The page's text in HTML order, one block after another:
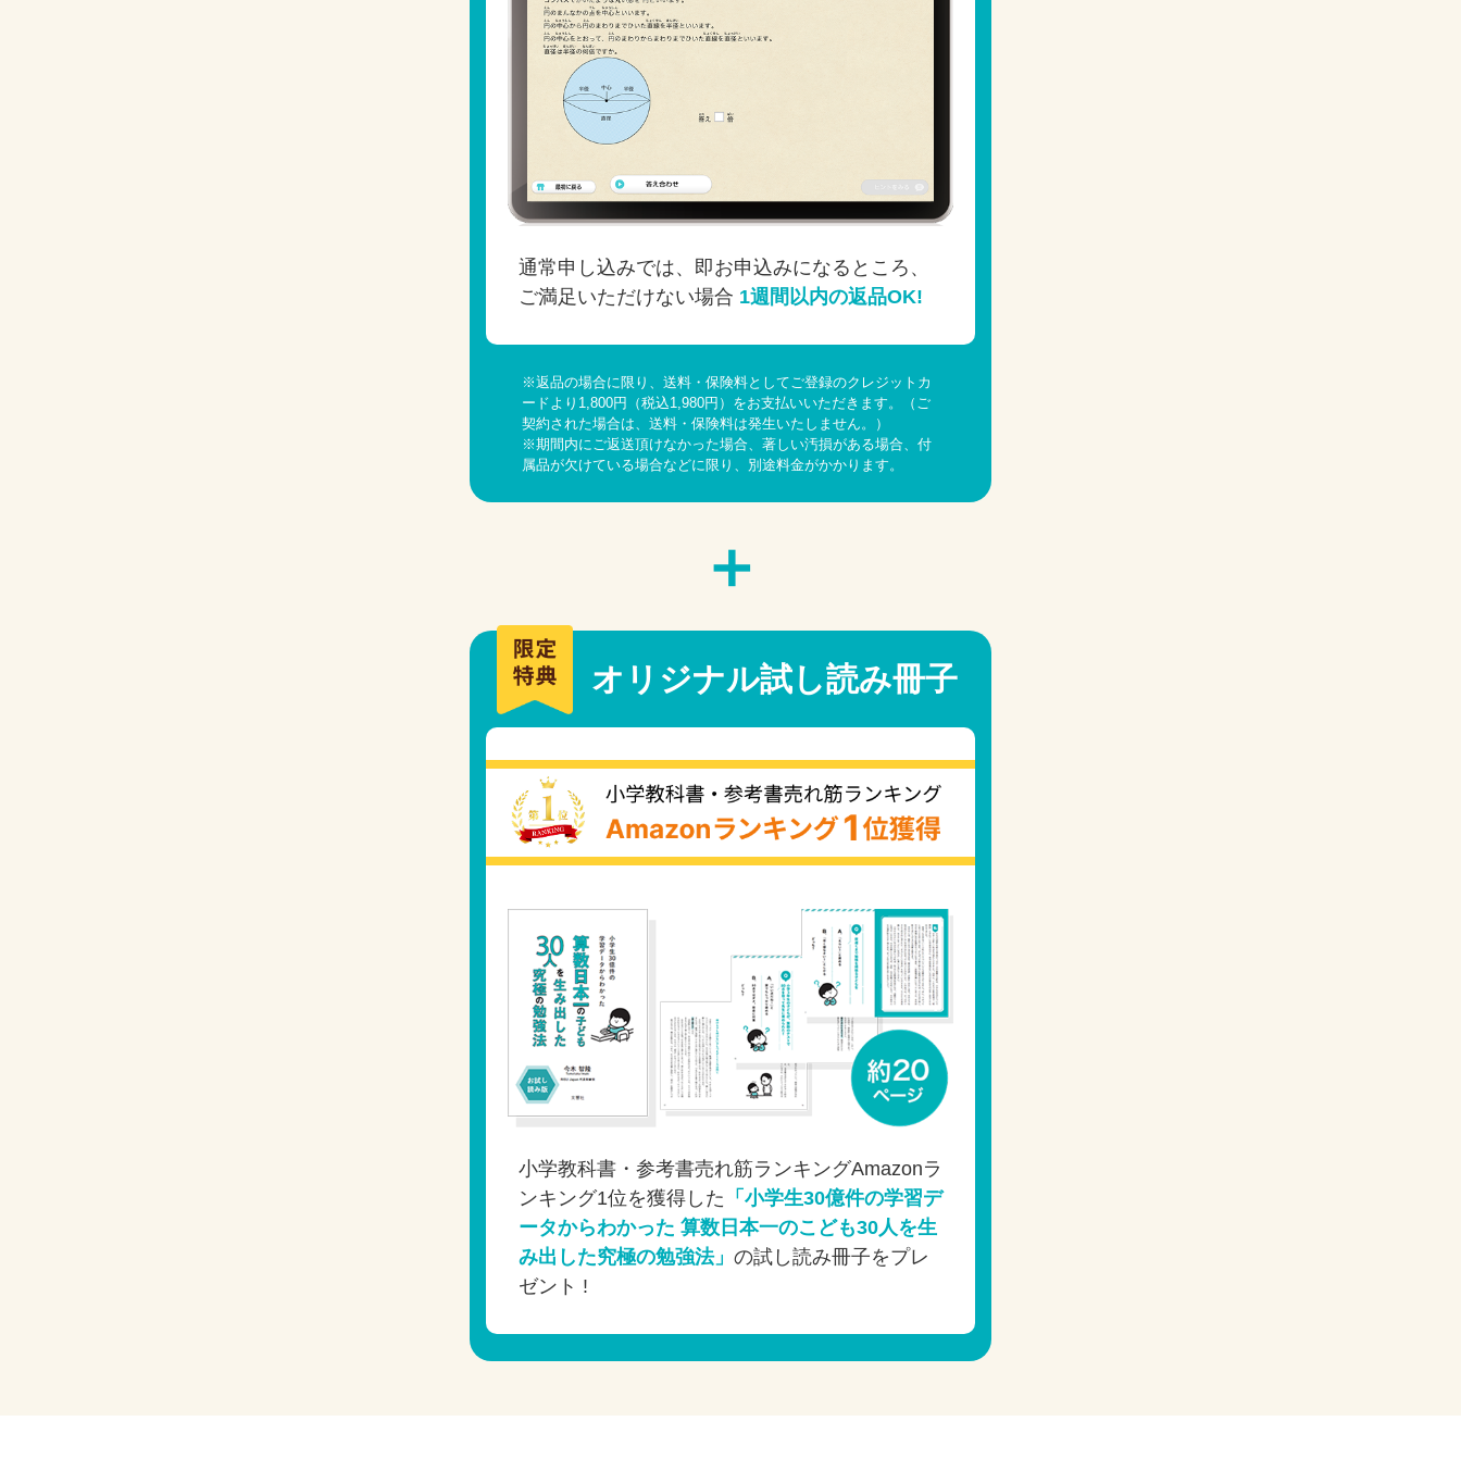
通常申し込みでは、即お申込みになるところ、
ご満足いただけない場合 1週間以内の返品OK!
※返品の場合に限り、送料・保険料としてご登録のクレジットカ
ードより1,800円（税込1,980円）をお支払いいただきます。（ご
契約された場合は、送料・保険料は発生いたしません。）
※期間内にご返送頂けなかった場合、著しい汚損がある場合、付
属品が欠けている場合などに限り、別途料金がかかります。
＋
オリジナル試し読み冊子
小学教科書・参考書売れ筋ランキングAmazonラ
ンキング1位を獲得した 「小学生30億件の学習デ
ータからわかった 算数日本一のこども30人を生
み出した究極の勉強法」 の試し読み冊子をプレ
ゼント !